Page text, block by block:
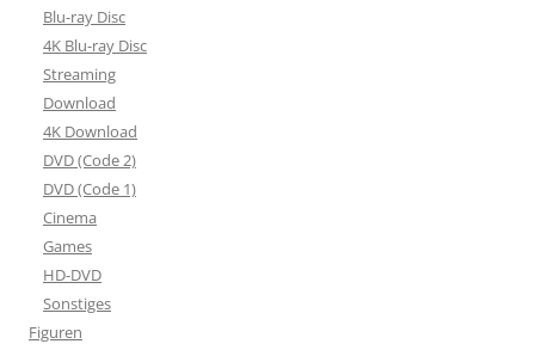
Blu-ray Disc
4K Blu-ray Disc
Streaming
Download
4K Download
DVD (Code 2)
DVD (Code 1)
Cinema
Games
HD-DVD
Sonstiges
Figuren